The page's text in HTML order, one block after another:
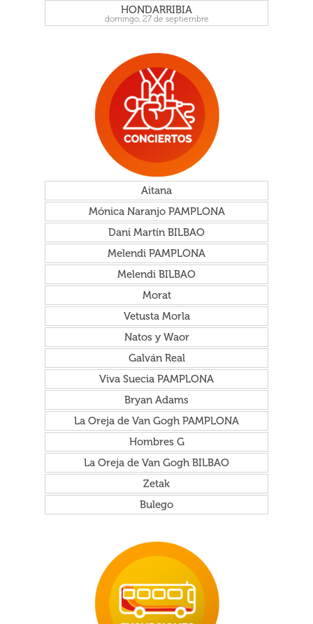
HONDARRIBIA
domingo, 27 de septiembre
Aitana
Mónica Naranjo PAMPLONA
Dani Martín BILBAO
Melendi PAMPLONA
Melendi BILBAO
Morat
Vetusta Morla
Natos y Waor
Galván Real
Viva Suecia PAMPLONA
Bryan Adams
La Oreja de Van Gogh PAMPLONA
Hombres G
La Oreja de Van Gogh BILBAO
Zetak
Bulego